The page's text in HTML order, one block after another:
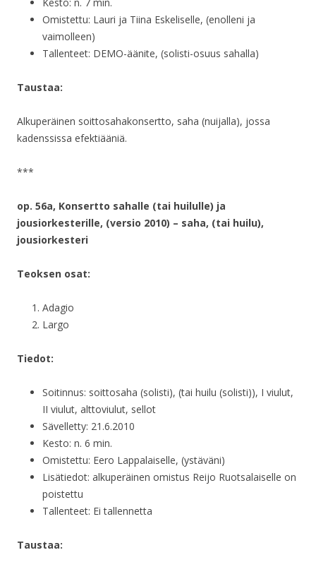
Omistettu: Lauri ja Tiina Eskeliselle, (enolleni ja
vaimolleen)
Tallenteet: DEMO-äänite, (solisti-osuus sahalla)
Taustaa:
Alkuperäinen soittosahakonsertto, saha (nuijalla), jossa
kadenssissa efektiääniä.
***
op. 56a, Konsertto sahalle (tai huilulle) ja
jousiorkesterille, (versio 2010) – saha, (tai huilu),
jousiorkesteri
Teoksen osat:
Adagio
Largo
Tiedot:
Soitinnus: soittosaha (solisti), (tai huilu (solisti)), I viulut,
II viulut, alttoviulut, sellot
Sävelletty: 21.6.2010
Kesto: n. 6 min.
Omistettu: Eero Lappalaiselle, (ystäväni)
Lisätiedot: alkuperäinen omistus Reijo Ruotsalaiselle on
poistettu
Tallenteet: Ei tallennetta
Taustaa: